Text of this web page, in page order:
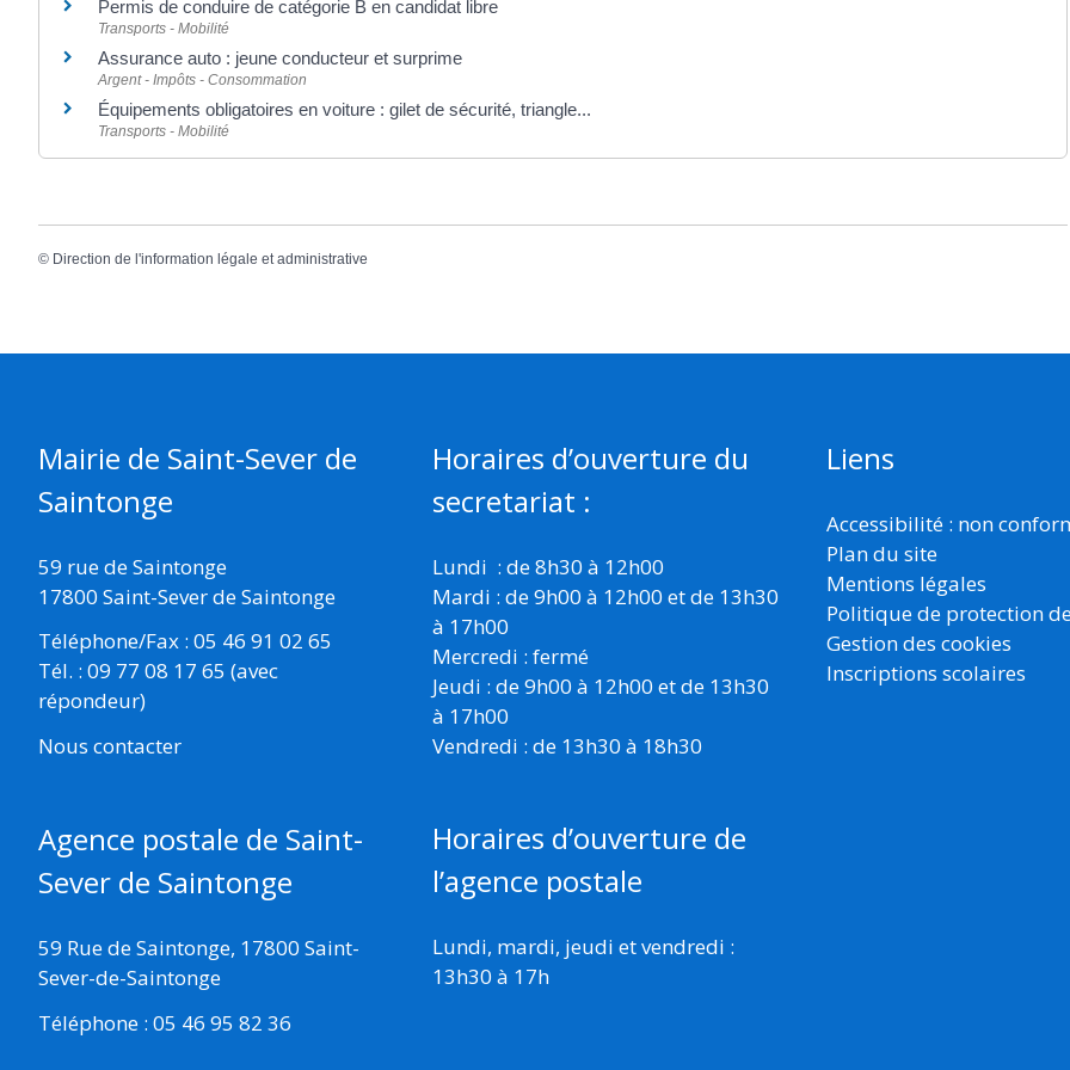
Permis de conduire de catégorie B en candidat libre
Transports - Mobilité
Assurance auto : jeune conducteur et surprime
Argent - Impôts - Consommation
Équipements obligatoires en voiture : gilet de sécurité, triangle...
Transports - Mobilité
© Direction de l'information légale et administrative
Mairie de Saint-Sever de
Saintonge
59 rue de Saintonge
17800 Saint-Sever de Saintonge
Téléphone/Fax : 05 46 91 02 65
Tél. : 09 77 08 17 65 (avec
répondeur)
Nous contacter
Agence postale de Saint-
Sever de Saintonge
59 Rue de Saintonge, 17800 Saint-
Sever-de-Saintonge
Téléphone : 05 46 95 82 36
Horaires d’ouverture du
secretariat :
Lundi : de 8h30 à 12h00
Mardi : de 9h00 à 12h00 et de 13h30
à 17h00
Mercredi : fermé
Jeudi : de 9h00 à 12h00 et de 13h30
à 17h00
Vendredi : de 13h30 à 18h30
Horaires d’ouverture de
l’agence postale
Lundi, mardi, jeudi et vendredi :
13h30 à 17h
Liens
Accessibilité : non
Plan du site
Mentions légales
Politique de protection
Gestion des cookies
Inscriptions scolaires